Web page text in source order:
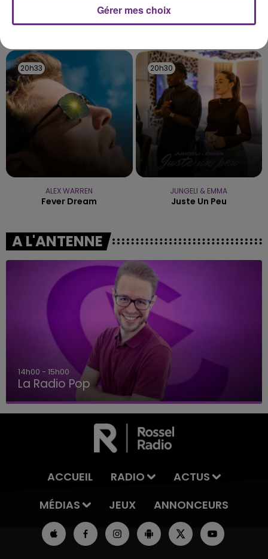
fin de matinée sur l'A34.
TITRES DIFFUSÉS
20h33
20h33
ALEX WARREN
Fever Dream
20h30
20h30
JUNGELI & EMMA
Juste Un Peu
A L'ANTENNE
14h00 - 15h00
La Radio Pop
ACCUEIL RADIO
ACTUS
MÉDIAS
JEUX ANNONCEURS
Gérer mes choix